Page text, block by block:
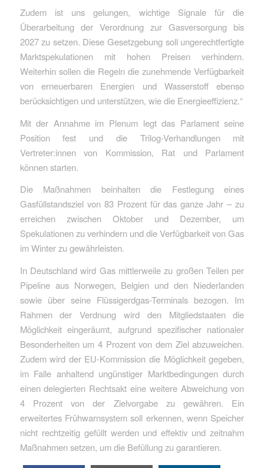
Zudem ist uns gelungen, wichtige Signale für die
Überarbeitung der Verordnung zur Gasversorgung bis
2027 zu setzen. Diese Gesetzgebung soll ungerechtfertigte
Marktspekulationen mit hohen Preisen verhindern.
Weiterhin sollen die Regeln die zunehmende Verfügbarkeit
von erneuerbaren Energien und Wasserstoff ebenso
berücksichtigen und unterstützen, wie die Energieeffizienz.“
Mit der Annahme im Plenum legt das Parlament seine
Position fest und die Trilog-Verhandlungen mit
Vertreter:innen von Kommission, Rat und Parlament
können starten.
Die Maßnahmen beinhalten die Festlegung eines
Gasfüllstandsziel von 83 Prozent für das ganze Jahr – zu
erreichen zwischen Oktober und Dezember, um
Spekulationen zu verhindern und die Verfügbarkeit von Gas
im Winter zu gewährleisten.
In Deutschland wird Gas mittlerweile zu großen Teilen per
Pipeline aus Norwegen, Belgien und den Niederlanden
sowie über seine Flüssigerdgas-Terminals bezogen. Im
Rahmen der Verdnung wird den Mitgliedstaaten die
Möglichkeit eingeräumt, aufgrund spezifischer nationaler
Besonderheiten um 4 Prozent von dem Ziel abzuweichen.
Zudem wird der EU-Kommission die Möglichkeit gegeben,
im Falle anhaltend ungünstiger Marktbedingungen durch
einen delegierten Rechtsakt eine weitere Abweichung von
4 Prozent von der Zielvorgabe zu gewähren. Ein
erweitertes Frühwarnsystem soll erkennen, wenn Speicher
nicht rechtzeitig gefüllt werden und effektiv und zeitnahm
Maßnahmen setzen, um die Befüllung zu garantieren.